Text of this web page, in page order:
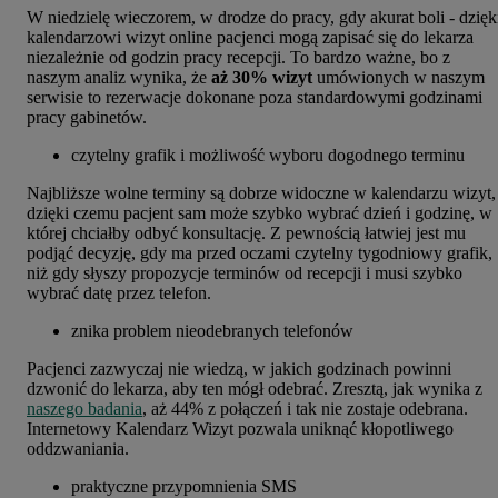
W niedzielę wieczorem, w drodze do pracy, gdy akurat boli -
kalendarzowi wizyt online pacjenci mogą zapisać się do lekarza
niezależnie od godzin pracy recepcji. To bardzo ważne, bo z
naszym analiz wynika, że aż 30% wizyt umówionych w naszym
serwisie to rezerwacje dokonane poza standardowymi godzinami
pracy gabinetów.
czytelny grafik i możliwość wyboru dogodnego terminu
Najbliższe wolne terminy są dobrze widoczne w kalendarzu wizyt,
dzięki czemu pacjent sam może szybko wybrać dzień i godzinę, w
której chciałby odbyć konsultację. Z pewnością łatwiej jest mu
podjąć decyzję, gdy ma przed oczami czytelny tygodniowy grafik,
niż gdy słyszy propozycje terminów od recepcji i musi szybko
wybrać datę przez telefon.
znika problem nieodebranych telefonów
Pacjenci zazwyczaj nie wiedzą, w jakich godzinach powinni
dzwonić do lekarza, aby ten mógł odebrać. Zresztą, jak wynika z
naszego badania, aż 44% z połączeń i tak nie zostaje odebrana.
Internetowy Kalendarz Wizyt pozwala uniknąć kłopotliwego
oddzwaniania.
praktyczne przypomnienia SMS